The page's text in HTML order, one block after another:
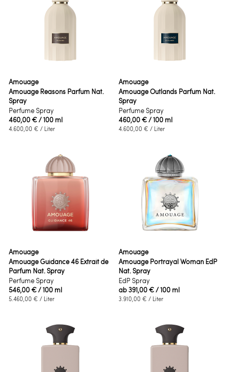
Amouage
Amouage Reasons Parfum Nat.
Spray
Perfume Spray
460,00 €/ 100 ml
4.600,00 € / Liter
Amouage
Amouage Outlands Parfum Nat.
Spray
Perfume Spray
460,00 €/ 100 ml
4.600,00 € / Liter
Amouage
Amouage Guidance 46 Extrait de
Parfum Nat. Spray
Perfume Spray
546,00 €/ 100 ml
5.460,00 € / Liter
Amouage
Amouage Portrayal Woman EdP
Nat. Spray
EdP Spray
ab391,00 €/ 100 ml
3.910,00 € / Liter